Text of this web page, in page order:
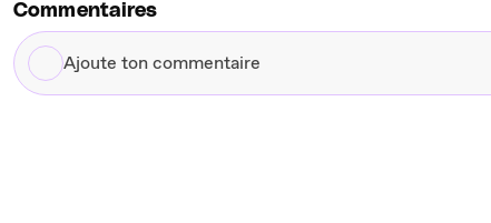
Commentaires
Ajoute
ton